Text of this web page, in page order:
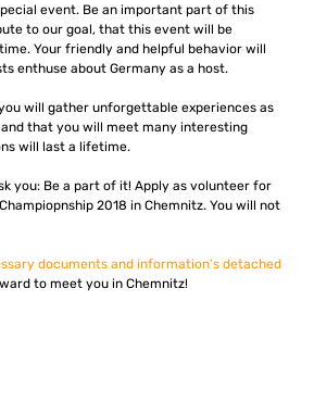
event. Be an important part of this
to our goal, that this event will be
Your friendly and helpful behavior will
enthuse about Germany as a host.
will gather unforgettable experiences as
that you will meet many interesting
will last a lifetime.
you: Be a part of it! Apply as volunteer for
2018 in Chemnitz. You will not
documents and information’s detached
to meet you in Chemnitz!